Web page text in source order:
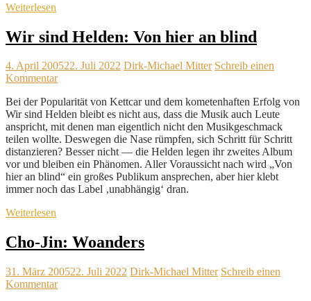
Weiterlesen
Wir sind Helden: Von hier an blind
4. April 200522. Juli 2022 Dirk-Michael Mitter Schreib einen
Kommentar
Bei der Popularität von Kettcar und dem kometenhaften Erfolg von
Wir sind Helden bleibt es nicht aus, dass die Musik auch Leute
anspricht, mit denen man eigentlich nicht den Musikgeschmack
teilen wollte. Deswegen die Nase rümpfen, sich Schritt für Schritt
distanzieren? Besser nicht — die Helden legen ihr zweites Album
vor und bleiben ein Phänomen. Aller Voraussicht nach wird „Von
hier an blind“ ein großes Publikum ansprechen, aber hier klebt
immer noch das Label ‚unabhängig‘ dran.
Weiterlesen
Cho-Jin: Woanders
31. März 200522. Juli 2022 Dirk-Michael Mitter Schreib einen
Kommentar